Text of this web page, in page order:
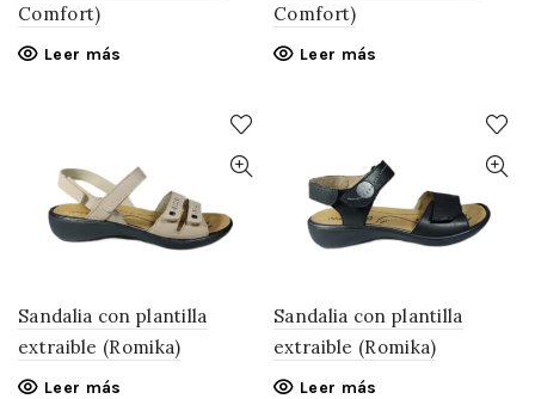
Comfort)
Leer más
Comfort)
Leer más
Sandalia con plantilla
extraible (Romika)
Leer más
Sandalia con plantilla
extraible (Romika)
Leer más